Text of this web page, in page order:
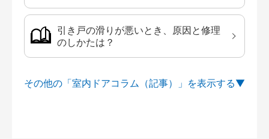
引き戸の滑りが悪いとき、原因と修理
のしかたは？
その他の「室内ドアコラム（記事）」を